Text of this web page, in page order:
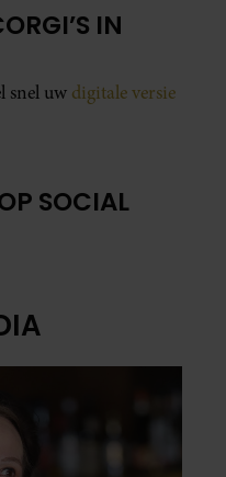
IN
snel uw digitale versie
SOCIAL